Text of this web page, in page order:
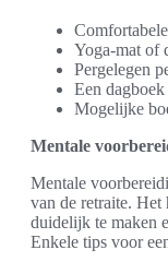
Yoga-mat of
Pergelegen
Een
Mogelijke
Mentale
Mentale
van de retraite. Het
duidelijk te maken
Enkele tips voor